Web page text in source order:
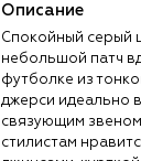
Описание
Спокойный серый
небольшой патч
футболке из
джерси идеально
связующим
стилистам